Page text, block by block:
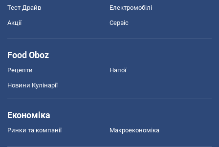
Тест Драйв Електромобілі
Акції Сервіс
Food Oboz
Рецепти Напої
Новини Кулінарії
Економіка
Ринки та компанії Макроекономіка